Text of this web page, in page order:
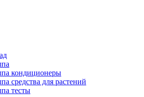
кондиционеры
средства для растений
тесты